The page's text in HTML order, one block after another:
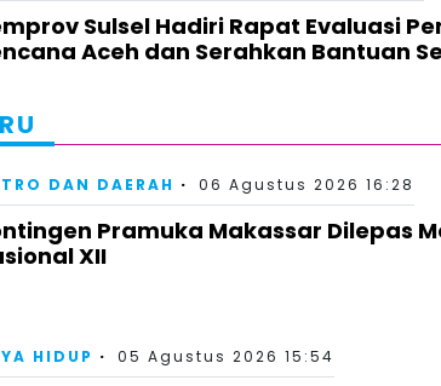
Sulsel Hadiri Rapat Evaluasi
Aceh dan Serahkan Bantuan
DAN DAERAH 06 Agustus 2026 16:28
Pramuka Makassar Dilepas
XII
HIDUP 05 Agustus 2026 15:54